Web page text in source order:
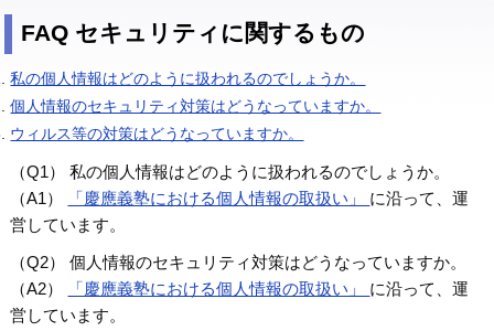
FAQ セキュリティに関するもの
私の個人情報はどのように扱われるのでしょうか。
個人情報のセキュリティ対策はどうなっていますか。
ウィルス等の対策はどうなっていますか。
（Q1） 私の個人情報はどのように扱われるのでしょうか。
（A1）
「慶應義塾における個人情報の取扱い」 に沿って、運
営しています。
（Q2） 個人情報のセキュリティ対策はどうなっていますか。
（A2）
「慶應義塾における個人情報の取扱い」 に沿って、運
営しています。